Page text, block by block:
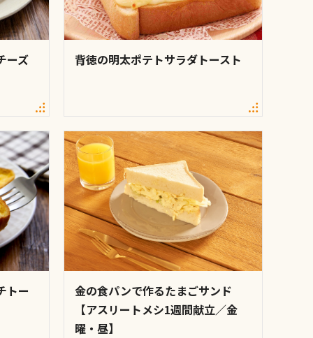
ーズ 背徳の明太ポテトサラダトースト
トー
金の食パンで作るたまごサンド
【アスリートメシ1週間献立／金
曜・昼】